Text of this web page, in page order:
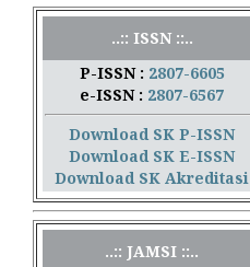
..:: ISSN ::..
P-ISSN : 2807-6605
e-ISSN : 2807-6567
Download SK P-ISSN
Download SK E-ISSN
Download SK Akreditasi
..:: JAMSI ::..